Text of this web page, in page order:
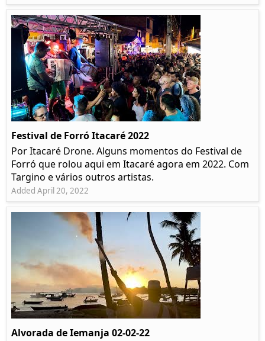
Festival de Forró Itacaré 2022
Por Itacaré Drone. Alguns momentos do Festival de
Forró que rolou aqui em Itacaré agora em 2022. Com
Targino e vários outros artistas.
Added April 20, 2022
Alvorada de Iemanja 02-02-22